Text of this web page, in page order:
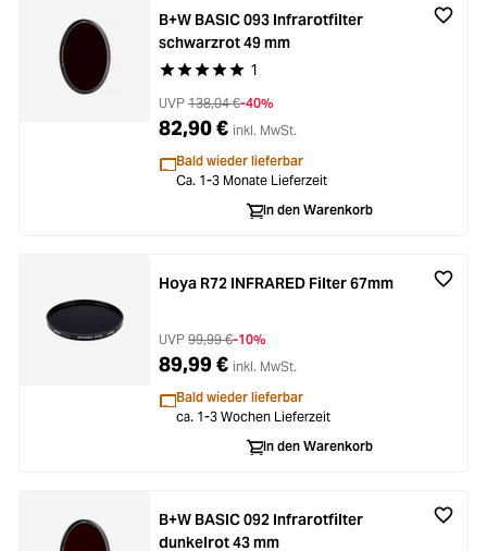
Durchschnittliche Bewertung von 5 von 5
1
B+W BASIC 093 Infrarotfilter
schwarzrot 49 mm
UVP 138,04 €-40%
82,90 € inkl. MwSt.
Bald wieder lieferbar
Ca. 1-3 Monate Lieferzeit
In den Warenkorb
Hoya R72 INFRARED Filter 67mm
UVP 99,99 €-10%
89,99 € inkl. MwSt.
Bald wieder lieferbar
ca. 1-3 Wochen Lieferzeit
In den Warenkorb
B+W BASIC 092 Infrarotfilter
dunkelrot 43 mm